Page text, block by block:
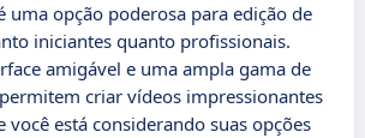
uma opção poderosa para edição de
iniciantes quanto profissionais.
amigável e uma ampla gama de
criar vídeos impressionantes
você está considerando suas opções